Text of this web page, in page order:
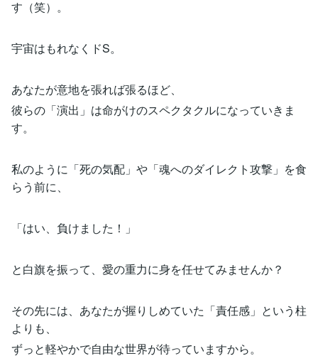
す（笑）。
宇宙はもれなくドS。
あなたが意地を張れば張るほど、
彼らの「演出」は命がけのスペクタクルになっていきま
す。
私のように「死の気配」や「魂へのダイレクト攻撃」を食
らう前に、
「はい、負けました！」
と白旗を振って、愛の重力に身を任せてみませんか？
その先には、あなたが握りしめていた「責任感」という柱
よりも、
ずっと軽やかで自由な世界が待っていますから。